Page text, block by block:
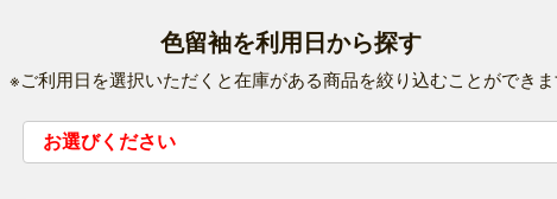
色留袖を利用日から探す
※ご利用日を選択いただくと在庫がある商品を絞り込むことができ